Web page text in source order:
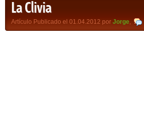
La Clivia
Artículo Publicado el 01.04.2012 por Jorge,